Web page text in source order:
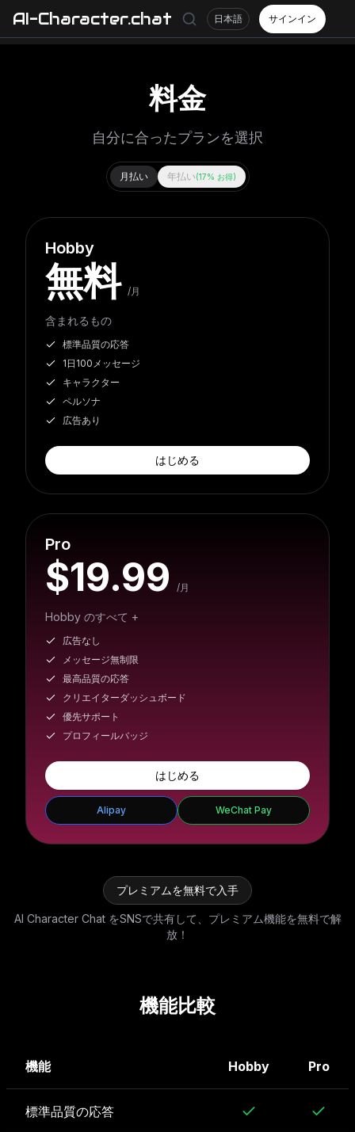
AI-Character.chat 日本語 サインイン
料金
自分に合ったプランを選択
月払い 年払い(17% お得)
Hobby
無料 /月
含まれるもの
標準品質の応答
1日100メッセージ
キャラクター
ペルソナ
広告あり
はじめる
Pro
$19.99 /月
Hobby のすべて +
広告なし
メッセージ無制限
最高品質の応答
クリエイターダッシュボード
優先サポート
プロフィールバッジ
はじめる
Alipay WeChat Pay
プレミアムを無料で入手
AI Character Chat をSNSで共有して、プレミアム機能を無料で解
放！
機能比較
機能 Hobby Pro
標準品質の応答